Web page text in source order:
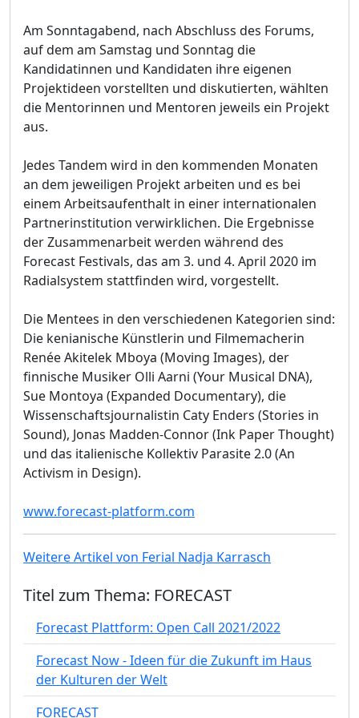
Am Sonntagabend, nach Abschluss des Forums,
auf dem am Samstag und Sonntag die
Kandidatinnen und Kandidaten ihre eigenen
Projektideen vorstellten und diskutierten, wählten
die Mentorinnen und Mentoren jeweils ein Projekt
aus.
Jedes Tandem wird in den kommenden Monaten
an dem jeweiligen Projekt arbeiten und es bei
einem Arbeitsaufenthalt in einer internationalen
Partnerinstitution verwirklichen. Die Ergebnisse
der Zusammenarbeit werden während des
Forecast Festivals, das am 3. und 4. April 2020 im
Radialsystem stattfinden wird, vorgestellt.
Die Mentees in den verschiedenen Kategorien sind:
Die kenianische Künstlerin und Filmemacherin
Renée Akitelek Mboya (Moving Images), der
finnische Musiker Olli Aarni (Your Musical DNA),
Sue Montoya (Expanded Documentary), die
Wissenschaftsjournalistin Caty Enders (Stories in
Sound), Jonas Madden-Connor (Ink Paper Thought)
und das italienische Kollektiv Parasite 2.0 (An
Activism in Design).
www.forecast-platform.com
Weitere Artikel von Ferial Nadja Karrasch
Titel zum Thema: FORECAST
Forecast Plattform: Open Call 2021/2022
Forecast Now - Ideen für die Zukunft im Haus
der Kulturen der Welt
FORECAST